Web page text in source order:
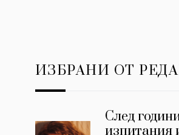
ИЗБРАНИ ОТ
След
изпитания